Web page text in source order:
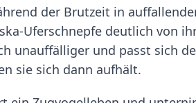
der Brutzeit in
Uferschnepfe deutlich von
unauffälliger und passt sich
sie sich dann aufhält.